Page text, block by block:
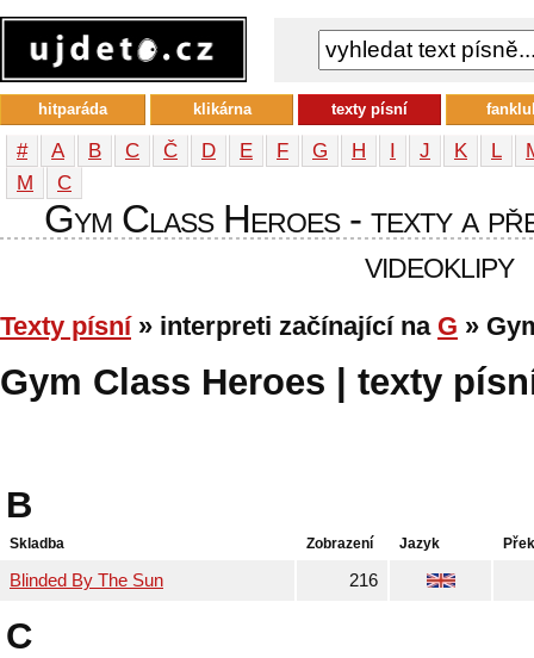
# A B C Č D E F G H I J K L
М
С
Gym Class Heroes - texty a
videoklipy
Texty písní» interpreti začínající na G »
Gym Class Heroes | texty
B
Skladba Zobrazení Jazyk
Blinded By The Sun 216
C
hitparáda klikárna texty písní